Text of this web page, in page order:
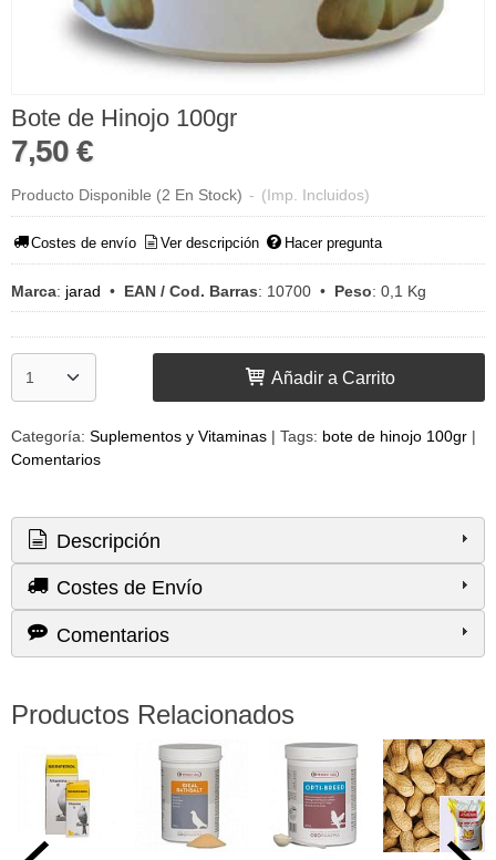
Bote de Hinojo 100gr
7,50 €
Producto Disponible (2 En Stock) - (Imp. Incluidos)
Costes de envío Ver descripción Hacer pregunta
Marca: jarad • EAN / Cod. Barras: 10700 • Peso: 0,1 Kg
Añadir a Carrito
Categoría: Suplementos y Vitaminas | Tags: bote de hinojo 100gr |
Comentarios
Descripción
Costes de Envío
Comentarios
Productos Relacionados